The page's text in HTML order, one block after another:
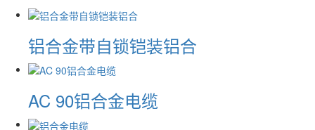
铝合金带自锁铠装铝合
AC 90铝合金电缆